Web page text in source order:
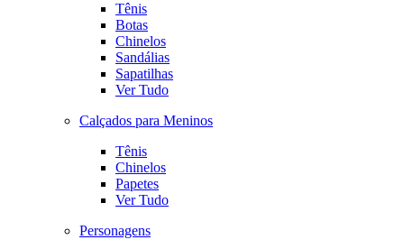
Tênis
Botas
Chinelos
Sandálias
Sapatilhas
Ver Tudo
Calçados para Meninos
Tênis
Chinelos
Papetes
Ver Tudo
Personagens